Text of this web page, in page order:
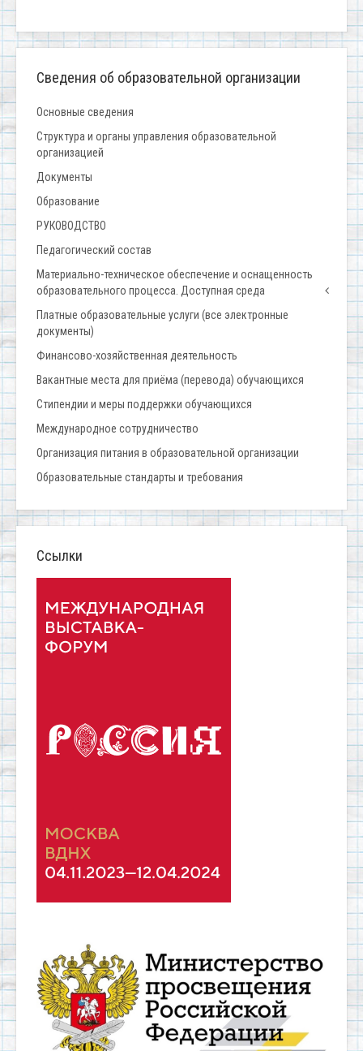
Сведения об образовательной организации
Основные сведения
Структура и органы управления образовательной
организацией
Документы
Образование
РУКОВОДСТВО
Педагогический состав
Материально-техническое обеспечение и оснащенность
образовательного процесса. Доступная среда
Платные образовательные услуги (все электронные
документы)
Финансово-хозяйственная деятельность
Вакантные места для приёма (перевода) обучающихся
Стипендии и меры поддержки обучающихся
Международное сотрудничество
Организация питания в образовательной организации
Образовательные стандарты и требования
Ссылки